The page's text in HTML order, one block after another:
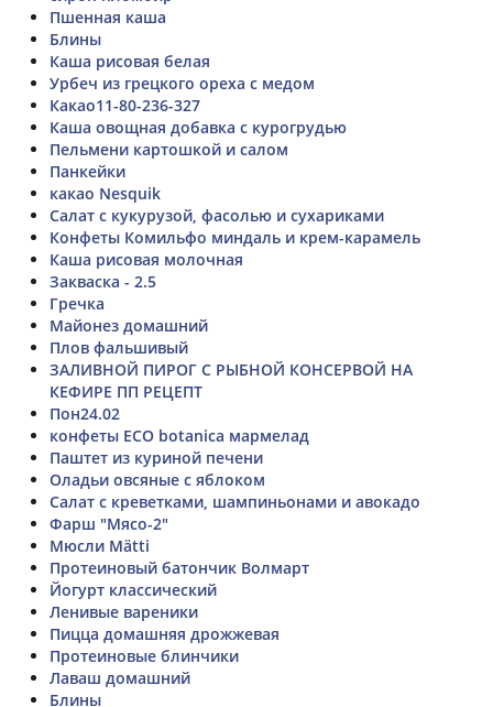
Пшенная каша
Блины
Каша рисовая белая
Урбеч из грецкого ореха с медом
Какао11-80-236-327
Каша овощная добавка с курогрудью
Пельмени картошкой и салом
Панкейки
какао Nesquik
Салат с кукурузой, фасолью и сухариками
Конфеты Комильфо миндаль и крем-карамель
Каша рисовая молочная
Закваска - 2.5
Гречка
Майонез домашний
Плов фальшивый
ЗАЛИВНОЙ ПИРОГ С РЫБНОЙ КОНСЕРВОЙ НА
КЕФИРЕ ПП РЕЦЕПТ
Пон24.02
конфеты ECO botanica мармелад
Паштет из куриной печени
Оладьи овсяные с яблоком
Салат с креветками, шампиньонами и авокадо
Фарш "Мясо-2"
Мюсли Mätti
Протеиновый батончик Волмарт
Йогурт классический
Ленивые вареники
Пицца домашняя дрожжевая
Протеиновые блинчики
Лаваш домашний
Блины